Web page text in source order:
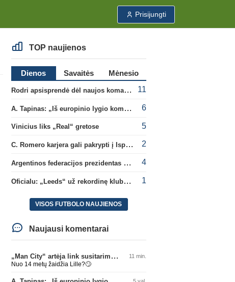
Prisijungti
TOP naujienos
Dienos Savaitės
Mėnesio
Rodri apsisprendė dėl naujos komandos
11
A. Tapinas: „Iš europinio lygio komandos gavom gerų pamokų“ 6
Vinicius liks „Real“ gretose 5
C. Romero karjera gali pakrypti į Ispaniją 2
Argentinos federacijos prezidentas C. Tapia negailėjo pagyrų G. Infantino 4
Oficialu: „Leeds“ už rekordinę klubui sumą įsigijo Anglijos rinktinės vartininką 1
VISOS FUTBOLO NAUJIENOS
Naujausi komentarai
„Man City“ artėja link susitarimo dėl marokiečio A. Bouaddi persikėlimo 11 min.
Nuo 14 metų žaidžia Lille?🙄